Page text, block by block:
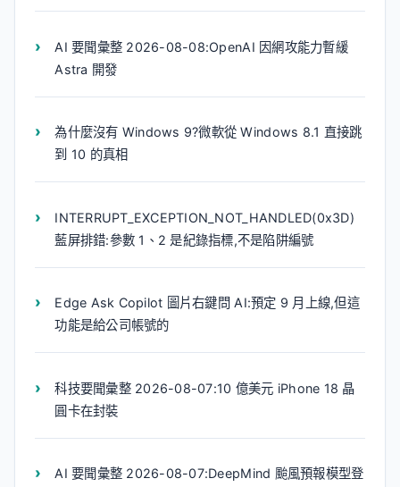
AI 要聞彙整 2026-08-08:OpenAI 因網攻能力暫緩
Astra 開發
為什麼沒有 Windows 9?微軟從 Windows 8.1 直接跳
到 10 的真相
INTERRUPT_EXCEPTION_NOT_HANDLED(0x3D)
藍屏排錯:參數 1、2 是紀錄指標,不是陷阱編號
Edge Ask Copilot 圖片右鍵問 AI:預定 9 月上線,但這
功能是給公司帳號的
科技要聞彙整 2026-08-07:10 億美元 iPhone 18 晶
圓卡在封裝
AI 要聞彙整 2026-08-07:DeepMind 颱風預報模型登